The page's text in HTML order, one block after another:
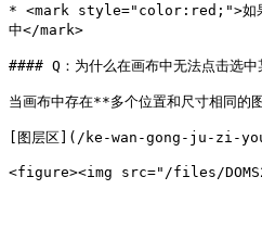
* <mark style="color:red;">如果
中</mark>
#### Q：为什么在画布中无法点击选中
当画布中存在**多个位置和尺寸相同的
[图层区](/ke-wan-gong-ju-